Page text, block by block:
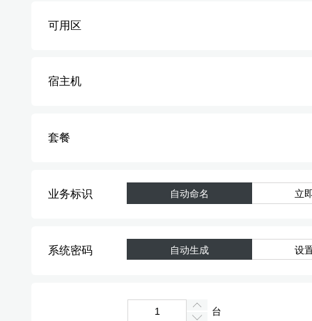
可用区
宿主机
套餐
业务标识 自动命名 立
系统密码 自动生成 设
台